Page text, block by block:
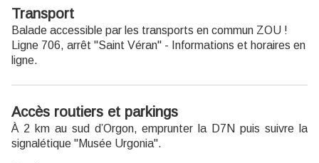
public, de salles d’exposition. Véritable centre de
ressources des patrimoines du Parc, il a pour ambition de
faire rayonner les habitants, les visiteurs et les touristes sur
l’ensemble des 16 communes du Parc.
Entrée gratuite.
Transport
Balade accessible par les transports en commun ZOU !
Ligne 706, arrêt "Saint Véran" - Informations et horaires en
ligne.
Accès routiers et parkings
À 2 km au sud d’Orgon, emprunter la D7N puis suivre la
signalétique "Musée Urgonia".